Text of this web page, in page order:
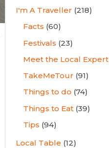
I'm A Traveller (218)
Facts (60)
Festivals (23)
Meet the Local Expert
TakeMeTour (91)
Things to do (74)
Things to Eat (39)
Tips (94)
Local Table (12)